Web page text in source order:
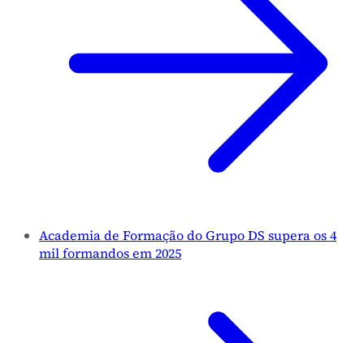
Academia de Formação do Grupo DS supera os 4
mil formandos em 2025